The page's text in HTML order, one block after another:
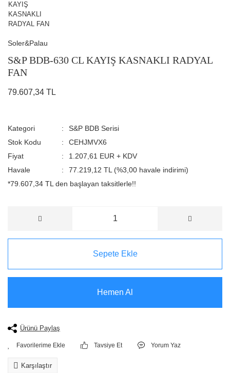
Soler&Palau
S&P BDB-630 CL KAYIŞ KASNAKLI RADYAL
FAN
79.607,34 TL
Kategori
S&P BDB Serisi
Stok Kodu
CEHJMVX6
Fiyat
1.207,61 EUR + KDV
Havale
77.219,12 TL (%3,00 havale indirimi)
*79.607,34 TL den başlayan taksitlerle!!
Sepete Ekle
Hemen Al
Ürünü Paylaş
Tavsiye Et Yorum Yaz
Karşılaştır